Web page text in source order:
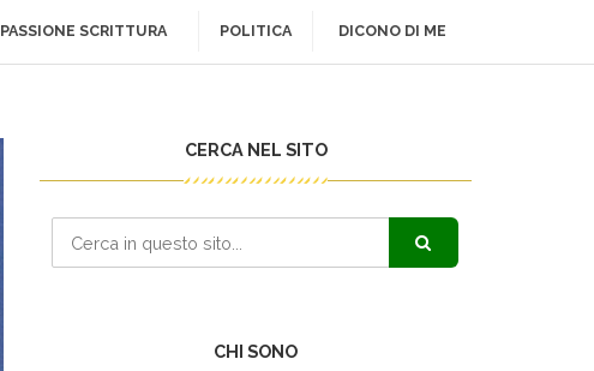
PASSIONE SCRITTURA POLITICA DICONO DI ME
CERCA NEL SITO
CHI SONO